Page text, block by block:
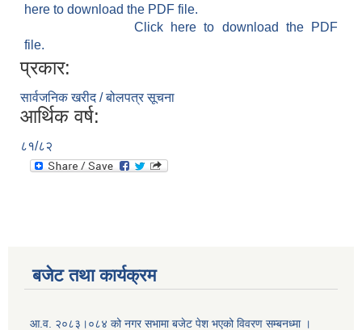
here to download the PDF file.
Click here to download the PDF
file.
प्रकार:
सार्वजनिक खरीद / बोलपत्र सूचना
आर्थिक वर्ष:
८१/८२
बजेट तथा कार्यक्रम
आ.व. २०८३।०८४ को नगर सभामा बजेट पेश भएको विवरण सम्बनध्मा ।